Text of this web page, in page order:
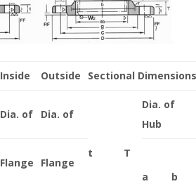
Inside Outside Sectional
Dia. of Dia. of
t T
Dia. of
Hub
Flange
Flange
a
b